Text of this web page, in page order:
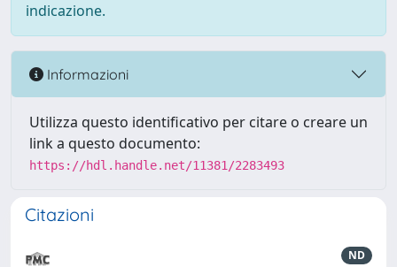
indicazione.
Informazioni
Utilizza questo identificativo per citare o creare un
link a questo documento:
https://hdl.handle.net/11381/2283493
Citazioni
ND